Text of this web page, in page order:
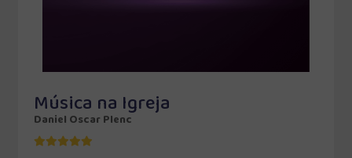
Música na Igreja
Daniel Oscar Plenc